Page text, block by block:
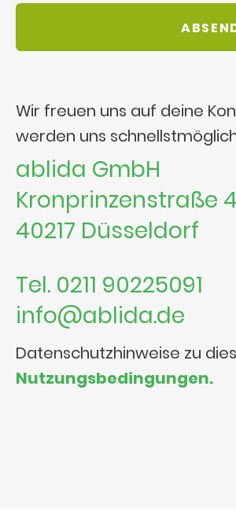
Wir freuen uns auf deine
werden uns
ablida GmbH
Kronprinzenstraße
40217 Düsseldorf
Tel. 0211 90225091
info@ablida.de
Datenschutzhinweise zu
Nutzungsbedingungen.